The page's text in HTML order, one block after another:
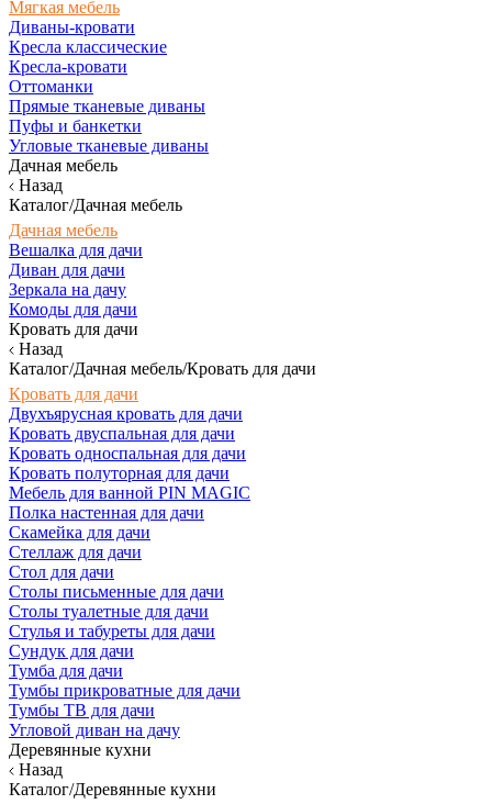
Мягкая мебель
Диваны-кровати
Кресла классические
Кресла-кровати
Оттоманки
Прямые тканевые диваны
Пуфы и банкетки
Угловые тканевые диваны
Дачная мебель
Назад
Каталог/Дачная мебель
Дачная мебель
Вешалка для дачи
Диван для дачи
Зеркала на дачу
Комоды для дачи
Кровать для дачи
Назад
Каталог/Дачная мебель/Кровать для дачи
Кровать для дачи
Двухъярусная кровать для дачи
Кровать двуспальная для дачи
Кровать односпальная для дачи
Кровать полуторная для дачи
Мебель для ванной PIN MAGIC
Полка настенная для дачи
Скамейка для дачи
Стеллаж для дачи
Стол для дачи
Столы письменные для дачи
Столы туалетные для дачи
Стулья и табуреты для дачи
Сундук для дачи
Тумба для дачи
Тумбы прикроватные для дачи
Тумбы ТВ для дачи
Угловой диван на дачу
Деревянные кухни
Назад
Каталог/Деревянные кухни